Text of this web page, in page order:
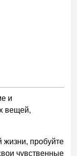
и
вещей,
жизни, пробуйте
чувственные